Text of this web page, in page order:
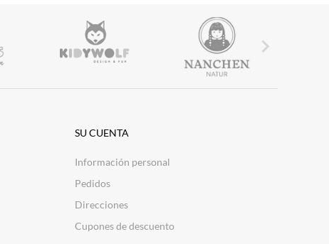

SU CUENTA
Información personal
Pedidos
Direcciones
Cupones de descuento